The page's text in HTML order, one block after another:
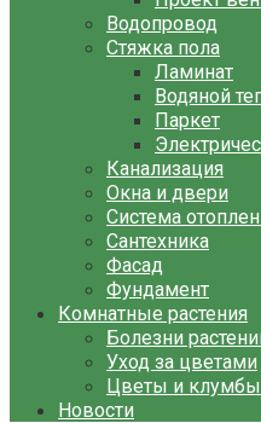
Водопровод
Стяжка пола
Ламинат
Водяной
Паркет
Канализация
Окна и двери
Система
Сантехника
Фасад
Фундамент
Комнатные растения
Болезни
Уход за цветами
Цветы и клумбы
Новости